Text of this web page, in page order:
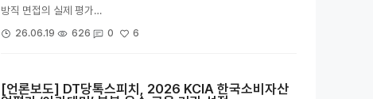
방직 면접의 실제 평가…
26.06.19 626 0 6
[언론보도] DT당톡스피치, 2026 KCIA 한국소비자산